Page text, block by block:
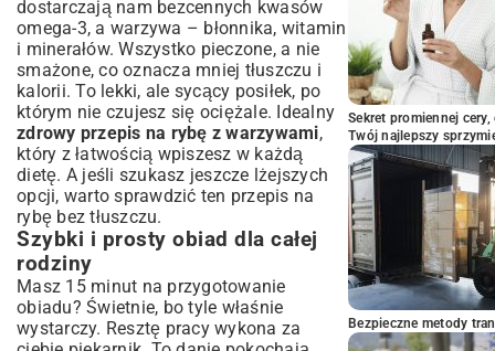
niskowęglowodanowe
Egzotyczne akcenty: smaki z różnych stron
świata
Z czym podawać pieczoną rybę?
Propozycje dodatków
Ryż, kasza, ziemniaki czy świeża sałatka?
Podsumowanie: Ciesz się smakiem
domowej pieczonej ryby
dostarczają nam bezcennych kwasów
omega-3, a warzywa – błonnika, witamin
i minerałów. Wszystko pieczone, a nie
smażone, co oznacza mniej tłuszczu i
kalorii. To lekki, ale sycący posiłek, po
którym nie czujesz się ociężale. Idealny
zdrowy przepis na rybę z warzywami,
który z łatwością wpiszesz w każdą
dietę. A jeśli szukasz jeszcze lżejszych
opcji, warto sprawdzić ten przepis na
rybę bez tłuszczu.
Szybki i prosty obiad dla całej
rodziny
Masz 15 minut na przygotowanie
obiadu? Świetnie, bo tyle właśnie
wystarczy. Resztę pracy wykona za
Sekret promiennej
Twój najlepszy
Bezpieczne metody